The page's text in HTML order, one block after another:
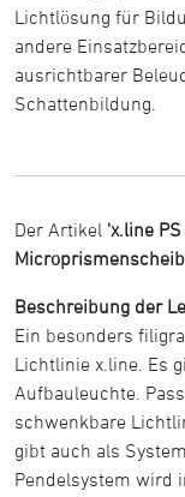
Lichtlösung für
andere
ausrichtbarer
Schattenbildung.
Der Artikel 'x.line
Beschreibung der
Ein besonders
Lichtlinie x.line. Es
Aufbauleuchte.
schwenkbare
gibt auch als
Pendelsystem wird